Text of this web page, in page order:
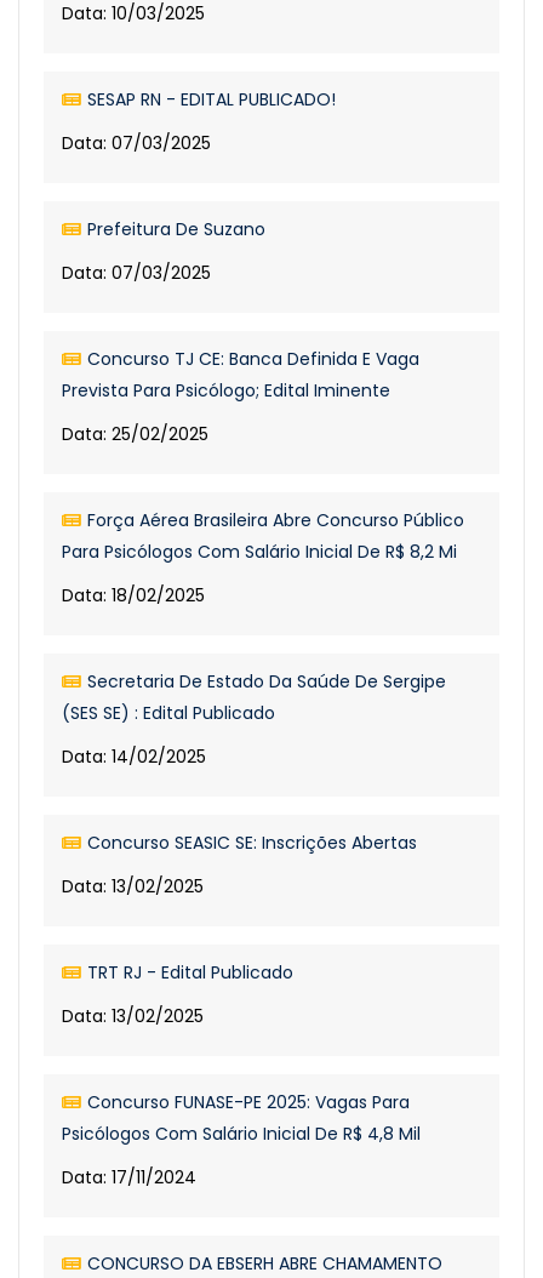
Data: 10/03/2025
SESAP RN - EDITAL PUBLICADO!
Data: 07/03/2025
Prefeitura De Suzano
Data: 07/03/2025
Concurso TJ CE: Banca Definida E Vaga
Prevista Para Psicólogo; Edital Iminente
Data: 25/02/2025
Força Aérea Brasileira Abre Concurso Público
Para Psicólogos Com Salário Inicial De R$ 8,2 Mi
Data: 18/02/2025
Secretaria De Estado Da Saúde De Sergipe
(SES SE) : Edital Publicado
Data: 14/02/2025
Concurso SEASIC SE: Inscrições Abertas
Data: 13/02/2025
TRT RJ - Edital Publicado
Data: 13/02/2025
Concurso FUNASE-PE 2025: Vagas Para
Psicólogos Com Salário Inicial De R$ 4,8 Mil
Data: 17/11/2024
CONCURSO DA EBSERH ABRE CHAMAMENTO